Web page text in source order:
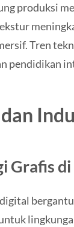
produksi
Tren
pendidikan
Grafis